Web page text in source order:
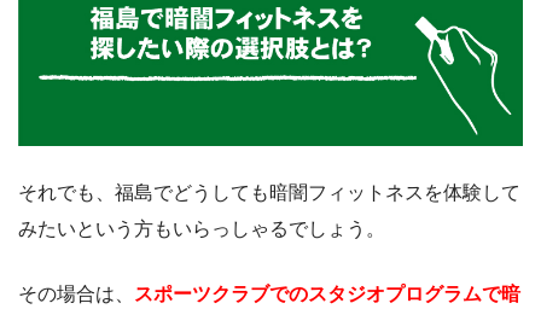
それでも、福島でどうしても暗闇フィットネスを体験して
みたいという方もいらっしゃるでしょう。
その場合は、
スポーツクラブでのスタジオプログラムで暗